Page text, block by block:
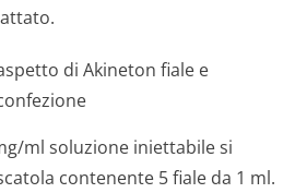
di Akineton fiale e
ml soluzione iniettabile si
contenente 5 fiale da 1 ml.